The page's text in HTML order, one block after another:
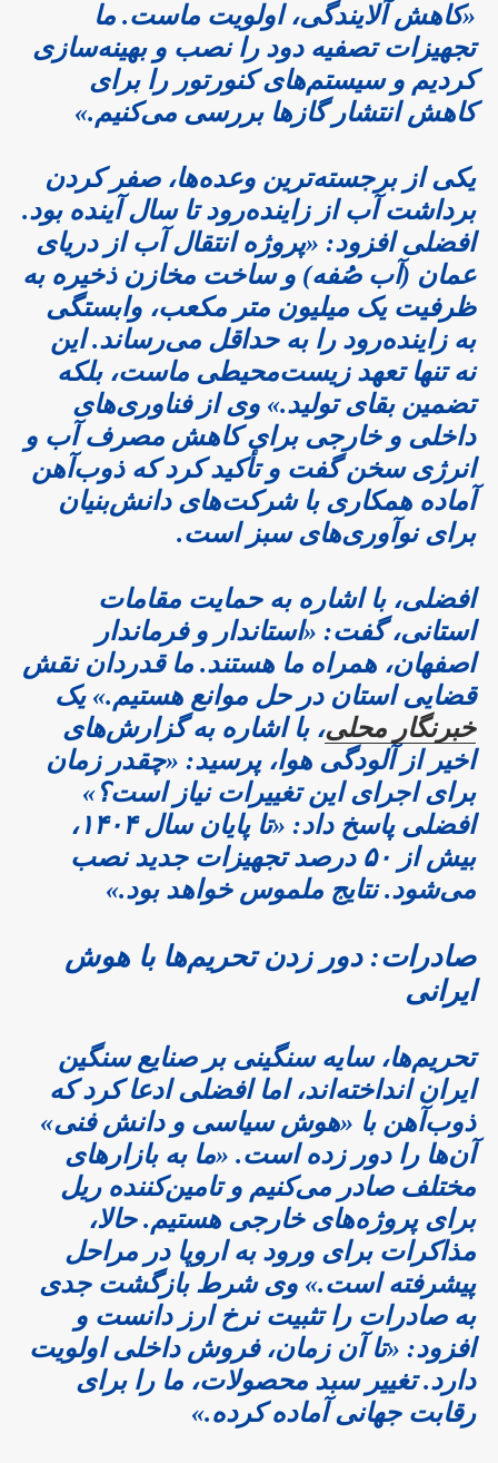
«کاهش آلایندگی، اولویت ماست. ما
تجهیزات تصفیه دود را نصب و بهینه‌سازی
کردیم و سیستم‌های کنورتور را برای
کاهش انتشار گازها بررسی می‌کنیم.»
یکی از برجسته‌ترین وعده‌ها، صفر کردن
برداشت آب از زاینده‌رود تا سال آینده بود.
افضلی افزود: «پروژه انتقال آب از دریای
عمان (آب صُفه) و ساخت مخازن ذخیره به
ظرفیت یک میلیون متر مکعب، وابستگی
به زاینده‌رود را به حداقل می‌رساند. این
نه تنها تعهد زیست‌محیطی ماست، بلکه
تضمین بقای تولید.» وی از فناوری‌های
داخلی و خارجی برای کاهش مصرف آب و
انرژی سخن گفت و تأکید کرد که ذوب‌آهن
آماده همکاری با شرکت‌های دانش‌بنیان
برای نوآوری‌های سبز است.
افضلی، با اشاره به حمایت مقامات
استانی، گفت: «استاندار و فرماندار
اصفهان، همراه ما هستند. ما قدردان نقش
قضایی استان در حل موانع هستیم.» یک
خبرنگار محلی، با اشاره به گزارش‌های
اخیر از آلودگی هوا، پرسید: «چقدر زمان
برای اجرای این تغییرات نیاز است؟»
افضلی پاسخ داد: «تا پایان سال ۱۴۰۴،
بیش از ۵۰ درصد تجهیزات جدید نصب
می‌شود. نتایج ملموس خواهد بود.»
صادرات: دور زدن تحریم‌ها با هوش
ایرانی
تحریم‌ها، سایه سنگینی بر صنایع سنگین
ایران انداخته‌اند، اما افضلی ادعا کرد که
ذوب‌آهن با «هوش سیاسی و دانش فنی»
آن‌ها را دور زده است. «ما به بازارهای
مختلف صادر می‌کنیم و تامین‌کننده ریل
برای پروژه‌های خارجی هستیم. حالا،
مذاکرات برای ورود به اروپا در مراحل
پیشرفته است.» وی شرط بازگشت جدی
به صادرات را تثبیت نرخ ارز دانست و
افزود: «تا آن زمان، فروش داخلی اولویت
دارد. تغییر سبد محصولات، ما را برای
رقابت جهانی آماده کرده.»